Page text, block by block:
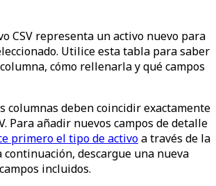
CSV representa un activo nuevo para
Utilice esta tabla para saber
cómo rellenarla y qué campos
columnas deben coincidir exactamente
Para añadir nuevos campos de detalle
primero el tipo de activoa través de la
continuación, descargue una nueva
incluidos.